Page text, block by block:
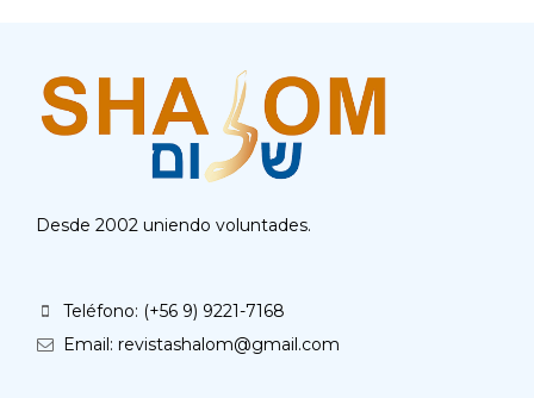
Desde 2002 uniendo voluntades.
Teléfono: (+56 9) 9221-7168
Email: revistashalom@gmail.com